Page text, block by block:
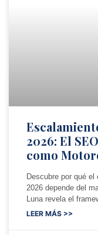
2026: El
como
Descubre por qué
2026 depende del
Luna revela el
LEER MÁS >>